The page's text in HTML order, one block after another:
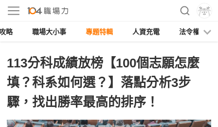
略 職場大小事 專題特輯 人資充電 法令權益
113分科成績放榜【100個志願怎麼
填？科系如何選？】落點分析3步
驟，找出勝率最高的排序！